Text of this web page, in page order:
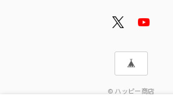
© ハッピー商店